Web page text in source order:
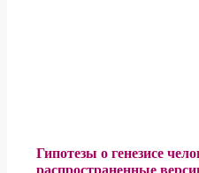
Гипотезы о генезисе
распространенные